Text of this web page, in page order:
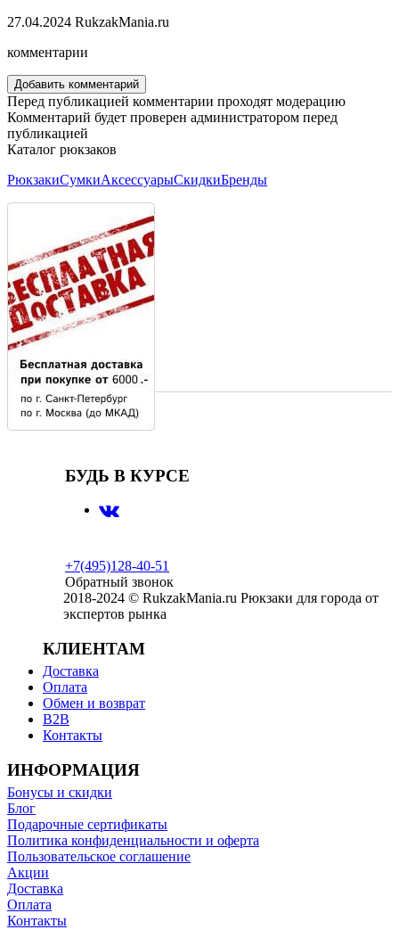
27.04.2024 RukzakMania.ru
комментарии
Добавить комментарий
Перед публикацией комментарии проходят модерацию
Комментарий будет проверен администратором перед
публикацией
Каталог рюкзаков
РюкзакиСумкиАксессуарыСкидкиБренды
БУДЬ В КУРСЕ
+7(495)128-40-51
Обратный звонок
2018-2024 © RukzakMania.ru Рюкзаки для города от
экспертов рынка
КЛИЕНТАМ
Доставка
Оплата
Обмен и возврат
B2B
Контакты
ИНФОРМАЦИЯ
Бонусы и скидки
Блог
Подарочные сертификаты
Политика конфиденциальности и оферта
Пользовательское соглашение
Акции
Доставка
Оплата
Контакты